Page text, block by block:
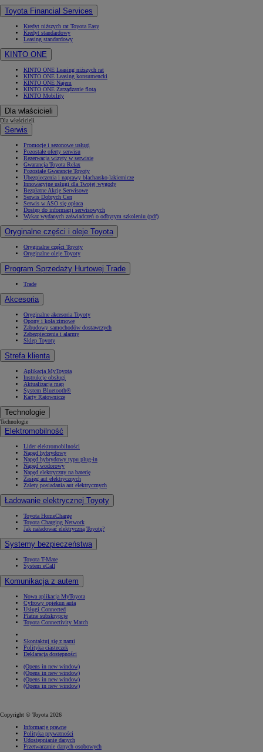
Toyota Financial Services
Kredyt niższych rat Toyota Easy
Kredyt standardowy
Leasing standardowy
KINTO ONE
KINTO ONE Leasing niższych rat
KINTO ONE Leasing konsumencki
KINTO ONE Najem
KINTO ONE Zarządzanie flotą
KINTO Mobility
Dla właścicieli
Dla właścicieli
Serwis
Promocje i sezonowe usługi
Pozostałe oferty serwisu
Rezerwacja wizyty w serwisie
Gwarancja Toyota Relax
Pozostałe Gwarancje Toyoty
Ubezpieczenia i naprawy blacharsko-lakiernicze
Innowacyjne usługi dla Twojej wygody
Bezpłatne Akcje Serwisowe
Serwis Dobrych Cen
Serwis w ASO się opłaca
Dostęp do informacji serwisowych
Wykaz wydanych zaświadczeń o odbytym szkoleniu (pdf)
Oryginalne części i oleje Toyota
Oryginalne części Toyoty
Oryginalne oleje Toyoty
Program Sprzedaży Hurtowej Trade
Trade
Akcesoria
Oryginalne akcesoria Toyoty
Opony i koła zimowe
Zabudowy samochodów dostawczych
Zabezpieczenia i alarmy
Sklep Toyoty
Strefa klienta
Aplikacja MyToyota
Instrukcje obsługi
Aktualizacja map
System Bluetooth®
Karty Ratownicze
Technologie
Technologie
Elektromobilność
Lider elektromobilności
Napęd hybrydowy
Napęd hybrydowy typu plug-in
Napęd wodorowy
Napęd elektryczny na baterię
Zasięg aut elektrycznych
Zalety posiadania aut elektrycznych
Ładowanie elektrycznej Toyoty
Toyota HomeCharge
Toyota Charging Network
Jak naładować elektryczną Toyotę?
Systemy bezpieczeństwa
Toyota T-Mate
System eCall
Komunikacja z autem
Nowa aplikacja MyToyota
Cyfrowy opiekun auta
Usługi Connected
Płatne subskrypcje
Toyota Connectivity Match
Skontaktuj się z nami
Polityka ciasteczek
Deklaracja dostępności
(Opens in new window)
(Opens in new window)
(Opens in new window)
(Opens in new window)
Copyright © Toyota 2026
Informacje prawne
Polityka prywatności
Udostępnianie danych
Przetwarzanie danych osobowych